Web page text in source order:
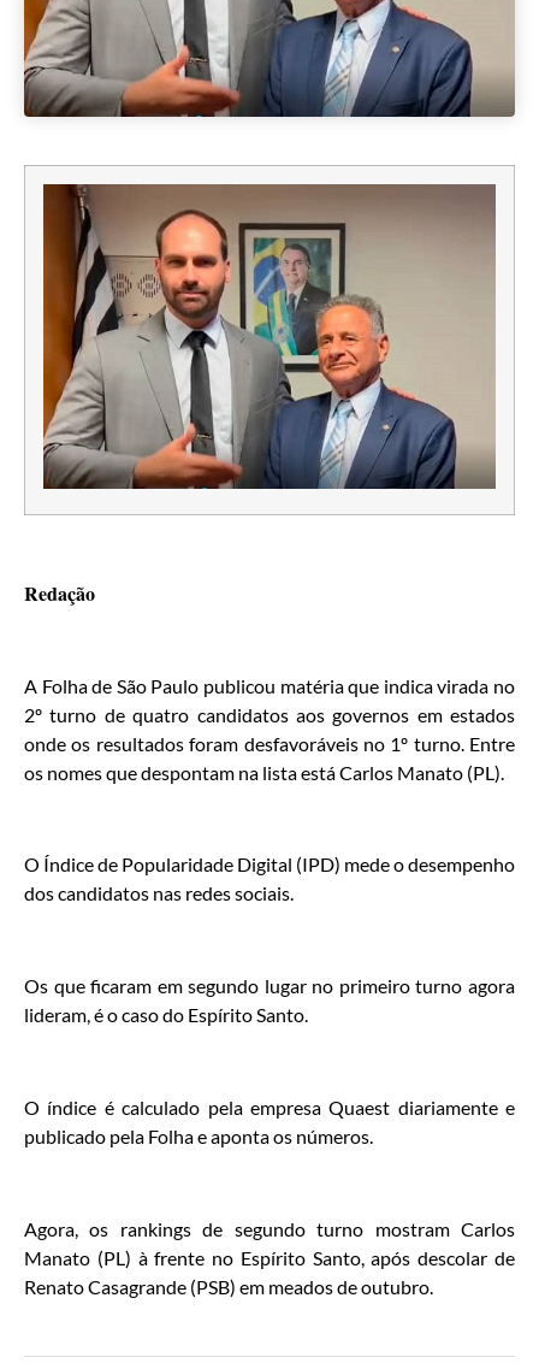
Redação
A Folha de São Paulo publicou matéria que indica virada no
2º turno de quatro candidatos aos governos em estados
onde os resultados foram desfavoráveis no 1º turno. Entre
os nomes que despontam na lista está Carlos Manato (PL).
O Índice de Popularidade Digital (IPD) mede o desempenho
dos candidatos nas redes sociais.
Os que ficaram em segundo lugar no primeiro turno agora
lideram, é o caso do Espírito Santo.
O índice é calculado pela empresa Quaest diariamente e
publicado pela Folha e aponta os números.
Agora, os rankings de segundo turno mostram Carlos
Manato (PL) à frente no Espírito Santo, após descolar de
Renato Casagrande (PSB) em meados de outubro.